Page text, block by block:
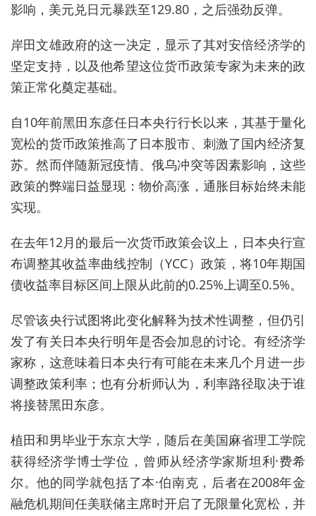
影响，美元兑日元暴跌至129.80，之后强劲反弹。
岸田文雄政府的这一决定，显示了其对安倍经济学的
坚定支持，以及他希望这位货币政策专家为未来的政
策正常化奠定基础。
自10年前黑田东彦任日本央行行长以来，其基于量化
宽松的货币政策推高了日本股市、刺激了国内经济复
苏。然而伴随新冠疫情、俄乌冲突等因素影响，这些
政策的弊端日益显现：物价高涨，通胀目标始终未能
实现。
在去年12月的最后一次货币政策会议上，日本央行宣
布调整其收益率曲线控制（YCC）政策，将10年期国
债收益率目标区间上限从此前的0.25%上调至0.5%。
尽管该央行试图将此变化解释为技术性调整，但仍引
发了有关日本央行明年是否会加息的讨论。有经济学
家称，这意味着日本央行有可能在未来几个月进一步
调整政策利率；也有分析师认为，利率路径取决于谁
将接替黑田东彦。
植田和男毕业于东京大学，随后在美国麻省理工学院
获得经济学博士学位，曾师从经济学家斯坦利·费希
尔。他的同学就包括了本·伯南克，后者在2008年金
融危机期间任美联储主席时开启了无限量化宽松，并